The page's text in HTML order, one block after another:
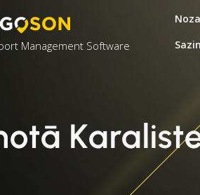
Management Software